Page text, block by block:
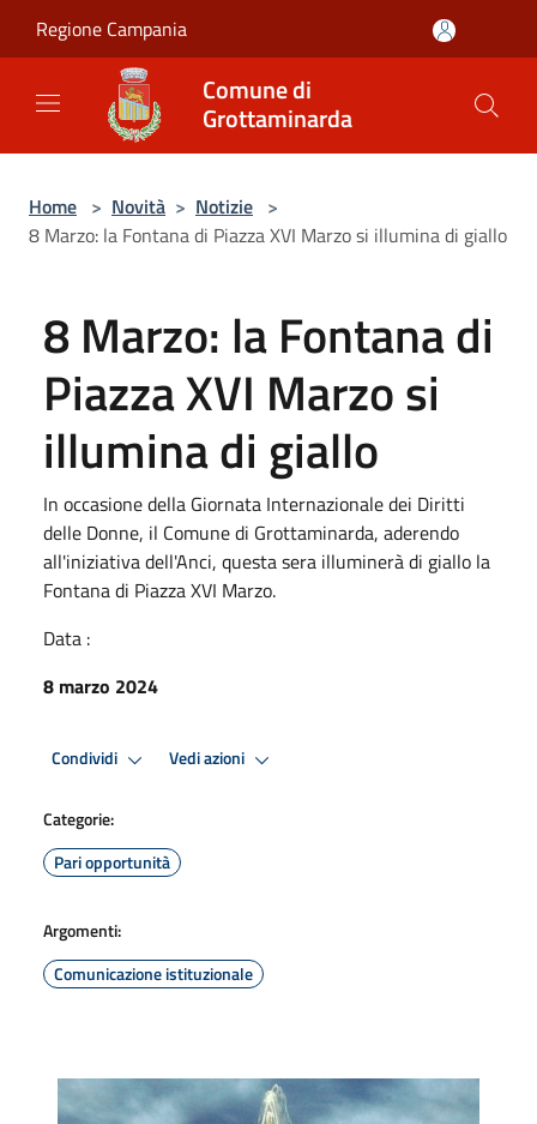
Regione Campania
Comune di
Grottaminarda
Home > Novità > Notizie >
8 Marzo: la Fontana di Piazza XVI Marzo si illumina di giallo
8 Marzo: la Fontana di
Piazza XVI Marzo si
illumina di giallo
In occasione della Giornata Internazionale dei Diritti
delle Donne, il Comune di Grottaminarda, aderendo
all'iniziativa dell'Anci, questa sera illuminerà di giallo la
Fontana di Piazza XVI Marzo.
Data :
8 marzo 2024
Condividi Vedi azioni
Categorie:
Pari opportunità
Argomenti:
Comunicazione istituzionale